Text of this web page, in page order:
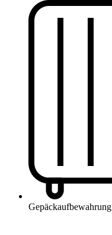
Gepäckaufbewahrung